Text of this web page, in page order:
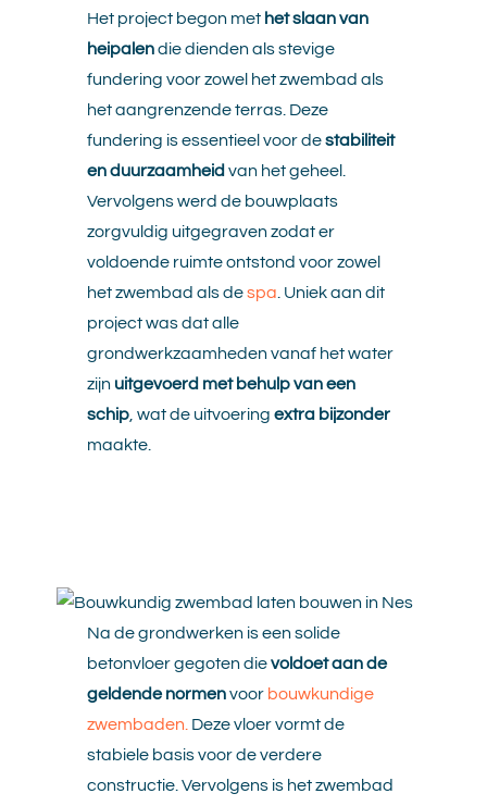
Het project begon methet slaan van
heipalendie dienden als stevige
fundering voor zowel het zwembad als
het aangrenzende terras. Deze
fundering is essentieel voor destabiliteit
en duurzaamheid van het geheel.
Vervolgens werd de bouwplaats
zorgvuldig uitgegraven zodat er
voldoende ruimte ontstond voor zowel
het zwembad als despa . Uniek aan dit
project was dat alle
grondwerkzaamheden vanaf het water
zijn uitgevoerd met behulp van een
schip, wat de uitvoering extra bijzonder
maakte.
Na de grondwerken is een solide
betonvloer gegoten dievoldoet aan de
geldende normenvoor bouwkundige
zwembaden. Deze vloer vormt de
stabiele basis voor de verdere
constructie. Vervolgens is het zwembad